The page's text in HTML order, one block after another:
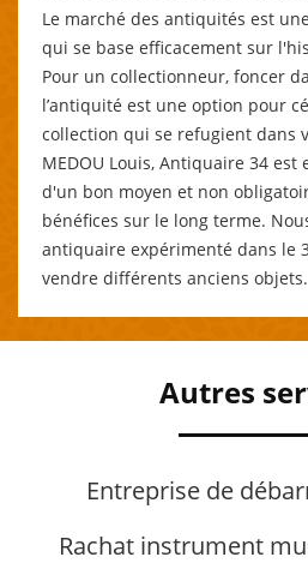
Le marché des antiquités est
qui se base efficacement sur
Pour un collectionneur, foncer
l’antiquité est une option pour
collection qui se refugient dans
MEDOU Louis, Antiquaire 34
d'un bon moyen et non
bénéfices sur le long terme.
antiquaire expérimenté dans le
vendre différents anciens objets.
Autres
Entreprise de
Rachat instrument